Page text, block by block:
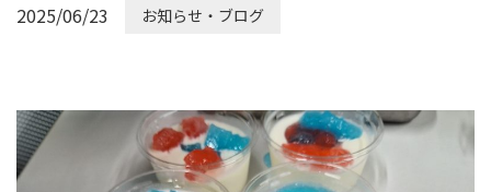
2025/06/23 お知らせ・ブログ